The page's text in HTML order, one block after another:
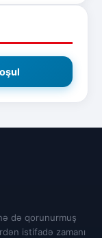
də qorunurmuş
istifadə zamanı